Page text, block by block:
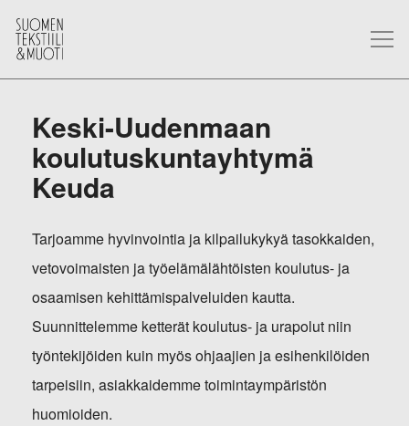
Keski-Uudenmaan
koulutuskuntayhtymä
Keuda
Tarjoamme hyvinvointia ja kilpailukykyä tasokkaiden,
vetovoimaisten ja työelämälähtöisten koulutus- ja
osaamisen kehittämispalveluiden kautta.
Suunnittelemme ketterät koulutus- ja urapolut niin
työntekijöiden kuin myös ohjaajien ja esihenkilöiden
tarpeisiin, asiakkaidemme toimintaympäristön
huomioiden.